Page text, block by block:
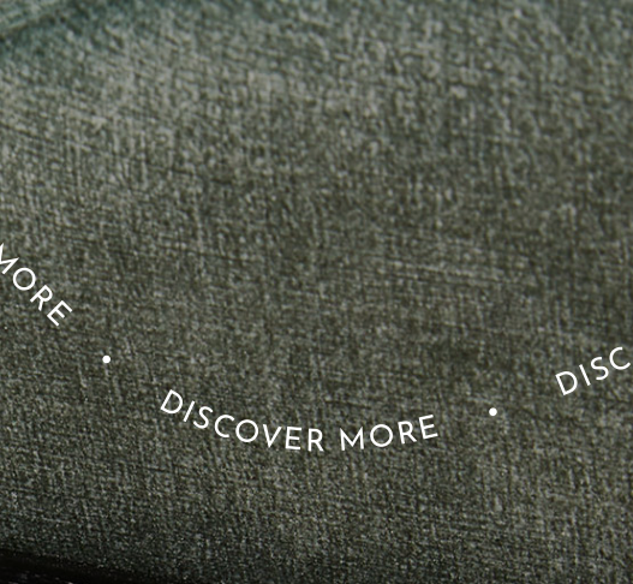
•
DISCOVER MORE•
DISCOVER